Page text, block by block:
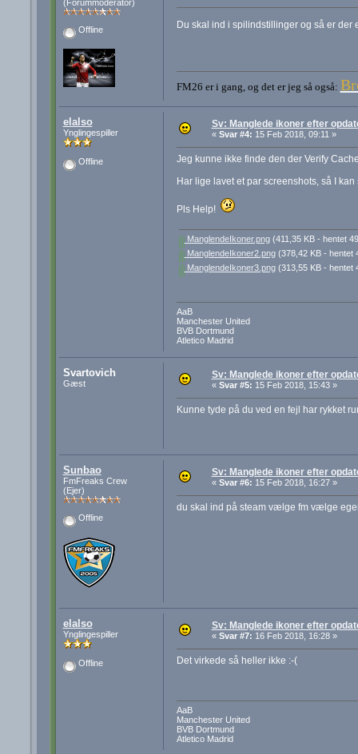
(Forummoderator)
Offline Du skal ind i spilindstillinger og så er
FM26 er i gang, og det er jeg så også:
elalso
Ynglingespiller
Offline
Sv: Manglede ikoner efter
« Svar #4: 15 Feb 2018, 09:11 »
Jeg kunne ikke finde den der Verify
Har lige lavet et par screenshots, så I
Pls Help!
ManglendeIkoner.png(411,35 KB - hentet
ManglendeIkoner2.png(378,42 KB - hentet
ManglendeIkoner3.png(313,55 KB - hentet
AaB
Manchester United
BVB Dortmund
Atletico Madrid
Svartovich
Gæst
Sv: Manglede ikoner efter
« Svar #5: 15 Feb 2018, 15:43 »
Kunne tyde på du ved en fejl har rykket
Sunbao
FmFreaks Crew
(Ejer)
Offline
Sv: Manglede ikoner efter
« Svar #6: 15 Feb 2018, 16:27 »
du skal ind på steam vælge fm vælge
elalso
Ynglingespiller
Offline
Sv: Manglede ikoner efter
« Svar #7: 16 Feb 2018, 16:28 »
Det virkede så heller ikke :-(
AaB
Manchester United
BVB Dortmund
Atletico Madrid